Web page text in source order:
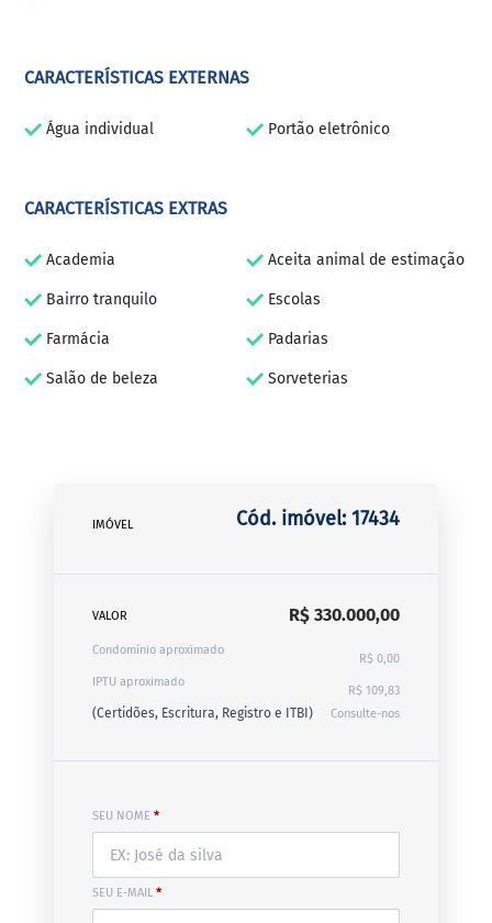
CARACTERÍSTICAS EXTERNAS
Água individual Portão eletrônico
CARACTERÍSTICAS EXTRAS
Academia Aceita animal de estimação
Bairro tranquilo Escolas
Farmácia Padarias
Salão de beleza Sorveterias
IMÓVEL Cód. imóvel: 17434
VALOR R$ 330.000,00
Condomínio aproximado
R$ 0,00
IPTU aproximado
R$ 109,83
(Certidões, Escritura, Registro e ITBI) Consulte-nos
SEU NOME *
SEU E-MAIL *